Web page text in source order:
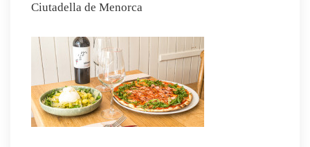
Ciutadella de Menorca